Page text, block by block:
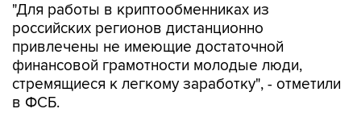
"Для работы в криптообменниках из
российских регионов дистанционно
привлечены не имеющие достаточной
финансовой грамотности молодые люди,
стремящиеся к легкому заработку", - отметили
в ФСБ.